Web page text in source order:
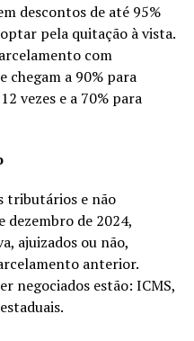
descontos de até 95%
pela quitação à vista.
com
chegam a 90% para
vezes e a 70% para
tributários e não
dezembro de 2024,
ajuizados ou não,
anterior.
negociados estão: ICMS,